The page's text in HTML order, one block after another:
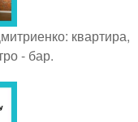
квартира,
- бар.